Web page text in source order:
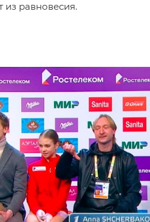
из равновесия.